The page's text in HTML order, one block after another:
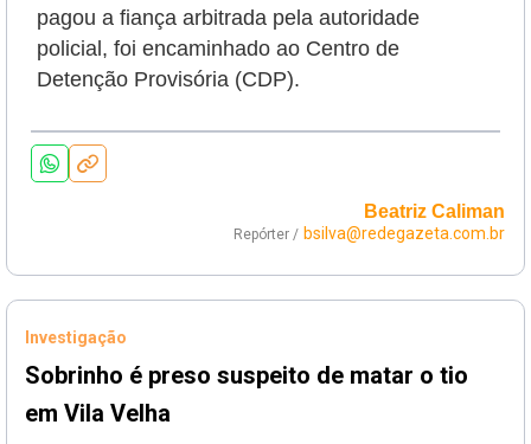
pagou a fiança arbitrada pela autoridade
policial, foi encaminhado ao Centro de
Detenção Provisória (CDP).
Beatriz Caliman
Repórter / bsilva@redegazeta.com.br
Investigação
Sobrinho é preso suspeito de matar o tio
em Vila Velha